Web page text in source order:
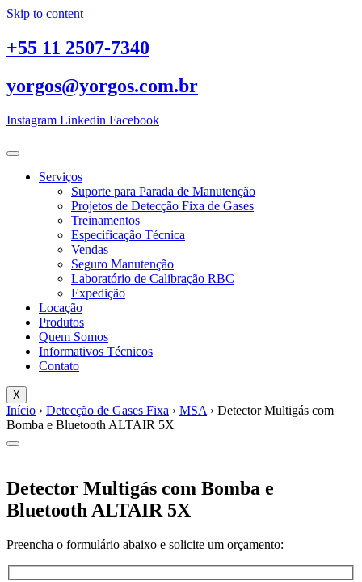
Skip to content
+55 11 2507-7340
yorgos@yorgos.com.br
Instagram Linkedin Facebook
Serviços
Suporte para Parada de Manutenção
Projetos de Detecção Fixa de Gases
Treinamentos
Especificação Técnica
Vendas
Seguro Manutenção
Laboratório de Calibração RBC
Expedição
Locação
Produtos
Quem Somos
Informativos Técnicos
Contato
X
Início › Detecção de Gases Fixa › MSA › Detector Multigás com
Bomba e Bluetooth ALTAIR 5X
Detector Multigás com Bomba e
Bluetooth ALTAIR 5X
Preencha o formulário abaixo e solicite um orçamento: